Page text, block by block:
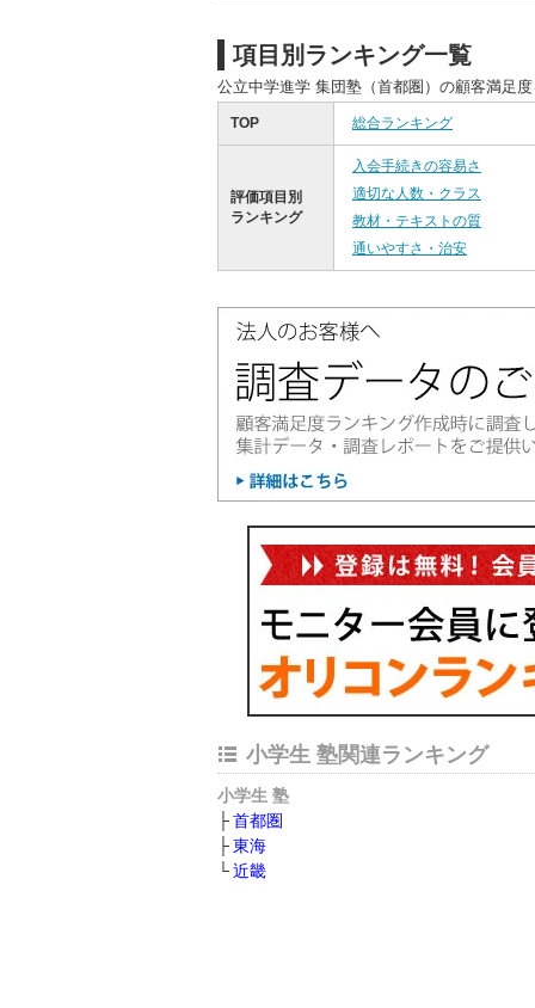
項目別ランキング一覧
公立中学進学 集団塾（首都圏）の顧客満足
TOP 総合ランキング
評価項目別
ランキング
入会手続きの容易さ
適切な人数・クラス
教材・テキストの質
通いやすさ・治安
小学生 塾関連ランキング
小学生 塾
首都圏
東海
近畿